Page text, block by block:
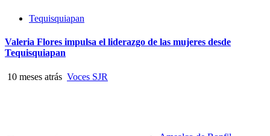
Tequisquiapan
Valeria Flores impulsa el liderazgo de las mujeres desde
Tequisquiapan
10 meses atrás Voces SJR